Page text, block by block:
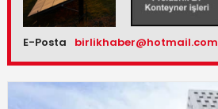
E-Posta birlikhaber@hotmail.com